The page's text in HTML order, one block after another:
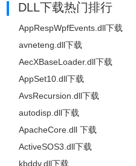
DLL下载热门排行
AppRespWpfEvents.dll下载
avneteng.dll下载
AecXBaseLoader.dll下载
AppSet10.dll下载
AvsRecursion.dll下载
autodisp.dll下载
ApacheCore.dll 下载
ActiveSOS3.dll下载
kbddv.dll下载